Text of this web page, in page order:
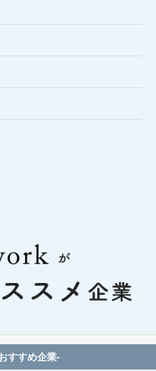
すすめ企業-